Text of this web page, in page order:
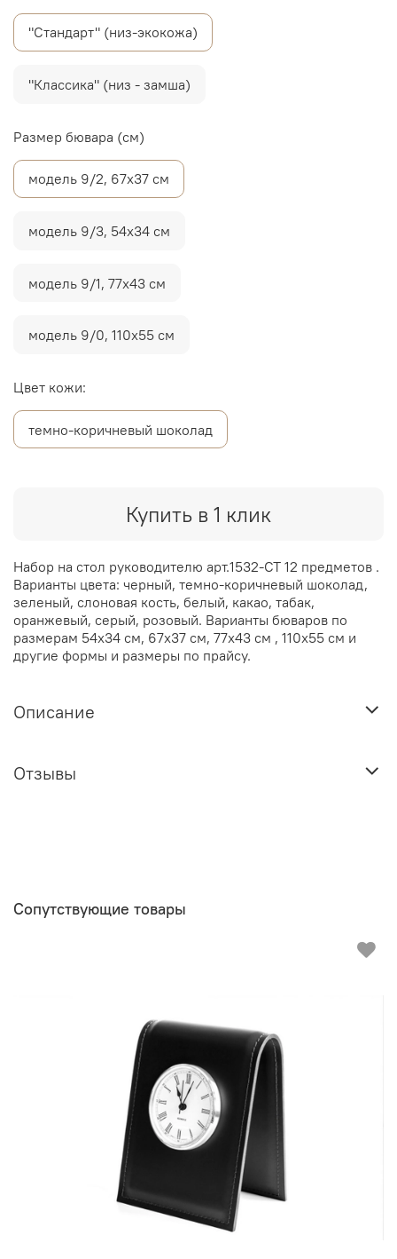
Купить в 1 клик
"Стандарт" (низ-экокожа)
"Классика" (низ - замша)
Размер бювара (см)
модель 9/2, 67х37 см
модель 9/3, 54х34 см
модель 9/1, 77х43 см
модель 9/0, 110х55 см
Цвет кожи:
темно-коричневый шоколад
Набор на стол руководителю арт.1532-CT 12 предметов .
Варианты цвета: черный, темно-коричневый шоколад,
зеленый, слоновая кость, белый, какао, табак,
оранжевый, серый, розовый. Варианты бюваров по
размерам 54х34 см, 67х37 см, 77х43 см , 110х55 см и
другие формы и размеры по прайсу.
Описание
Отзывы
Сопутствующие товары